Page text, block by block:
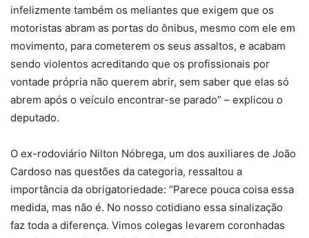
infelizmente também os meliantes que exigem que os
motoristas abram as portas do ônibus, mesmo com ele em
movimento, para cometerem os seus assaltos, e acabam
sendo violentos acreditando que os profissionais por
vontade própria não querem abrir, sem saber que elas só
abrem após o veículo encontrar-se parado” – explicou o
deputado.
O ex-rodoviário Nilton Nóbrega, um dos auxiliares de João
Cardoso nas questões da categoria, ressaltou a
importância da obrigatoriedade: “Parece pouca coisa essa
medida, mas não é. No nosso cotidiano essa sinalização
faz toda a diferença. Vimos colegas levarem coronhadas